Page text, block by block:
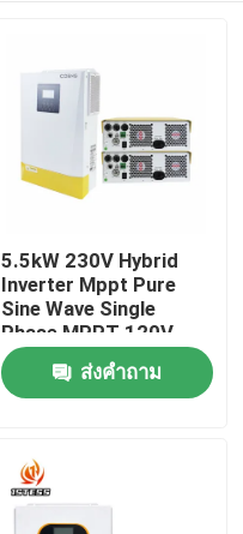
5.5kW 230V Hybrid
Inverter Mppt Pure
Sine Wave Single
Phase MPPT 120V-
450V การตรวจจับ
อัตโนมัติ ส่งคำถาม